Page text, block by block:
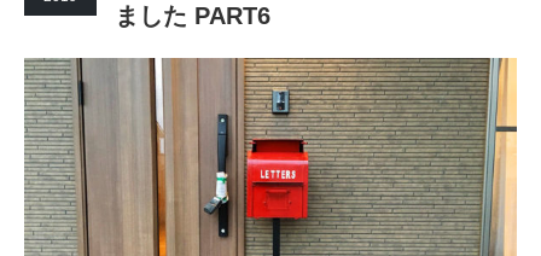
ました PART6